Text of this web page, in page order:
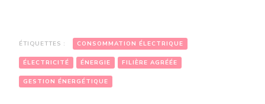
ÉTIQUETTES : CONSOMMATION ÉLECTRIQUE
ÉLECTRICITÉ ÉNERGIE FILIÈRE AGRÉÉE
GESTION ÉNERGÉTIQUE